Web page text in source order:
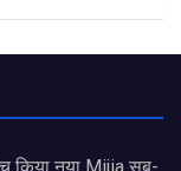
किया नया Mijia सब-